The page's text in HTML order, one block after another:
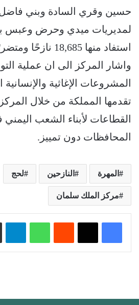
حسين وقري السادة وبني فاضل
لمديريات ميدي وحرض وعبس
استفاد منها 18,685 نازحًا ومتضررًا.
واشار المركز الى ان عملية
المشروعات الإغاثية والإنسانية
تقدمها المملكة من خلال
القطاعات لأبناء الشعب
المحافظات دون تمييز.
المهرة النازحين لحج
مركز الملك سلمان
واتساب تيلقرام